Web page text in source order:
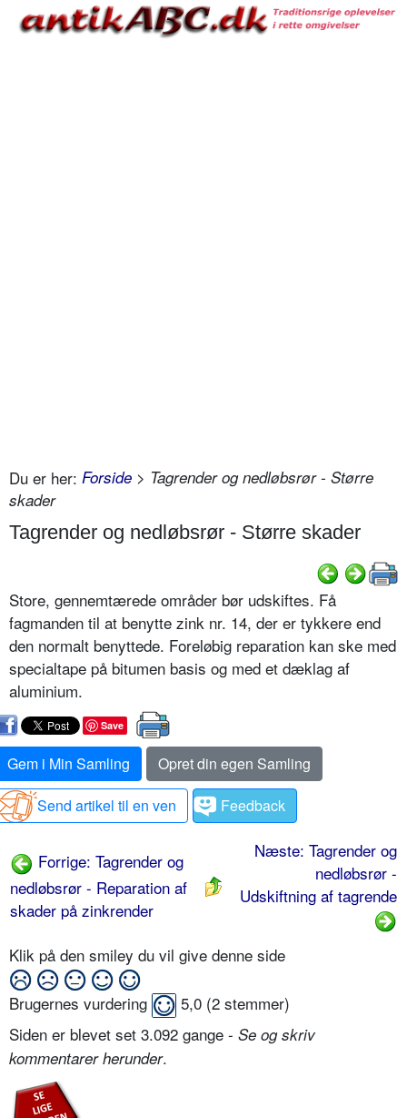
Du er her: Forside > Tagrender og nedløbsrør - Større
skader
Tagrender og nedløbsrør - Større skader
Store, gennemtærede områder bør udskiftes. Få
fagmanden til at benytte zink nr. 14, der er tykkere end
den normalt benyttede. Foreløbig reparation kan ske med
specialtape på bitumen basis og med et dæklag af
aluminium.
Save
Gem i Min Samling
Opret din egen Samling
Send artikel til en ven
Feedback
Forrige: Tagrender og
nedløbsrør - Reparation af
skader på zinkrender
Næste: Tagrender og
nedløbsrør -
Udskiftning af tagrende
Klik på den smiley du vil give denne side
Brugernes vurdering 5,0 (2 stemmer)
Siden er blevet set 3.092 gange - Se og skriv
kommentarer herunder.